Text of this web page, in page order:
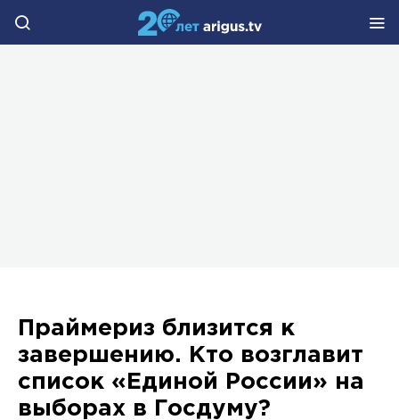
Праймериз близится к
завершению. Кто возглавит
список «Единой России» на
выборах в Госдуму?